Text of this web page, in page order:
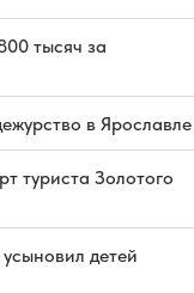
тысяч за
в Ярославле
туриста Золотого
детей